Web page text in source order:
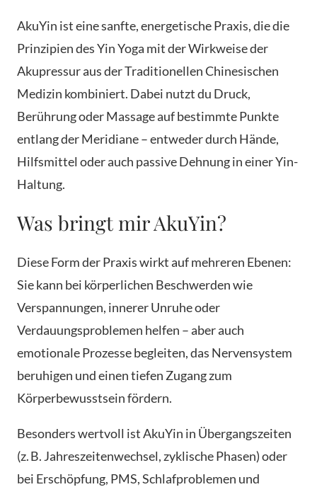
AkuYin ist eine sanfte, energetische Praxis, die die
Prinzipien des Yin Yoga mit der Wirkweise der
Akupressur aus der Traditionellen Chinesischen
Medizin kombiniert. Dabei nutzt du Druck,
Berührung oder Massage auf bestimmte Punkte
entlang der Meridiane – entweder durch Hände,
Hilfsmittel oder auch passive Dehnung in einer Yin-
Haltung.
Was bringt mir AkuYin?
Diese Form der Praxis wirkt auf mehreren Ebenen:
Sie kann bei körperlichen Beschwerden wie
Verspannungen, innerer Unruhe oder
Verdauungsproblemen helfen – aber auch
emotionale Prozesse begleiten, das Nervensystem
beruhigen und einen tiefen Zugang zum
Körperbewusstsein fördern.
Besonders wertvoll ist AkuYin in Übergangszeiten
(z. B. Jahreszeitenwechsel, zyklische Phasen) oder
bei Erschöpfung, PMS, Schlafproblemen und